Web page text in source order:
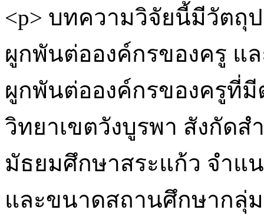
<p> บทความวิจัยนี้มีวัตถุ
ผูกพันต่อองค์กรของครู แ
ผูกพันต่อองค์กรของครูที่
วิทยาเขตวังบูรพา สังกัด
มัธยมศึกษาสระแก้ว จำ
และขนาดสถานศึกษากลุ่